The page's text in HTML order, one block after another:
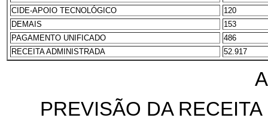
CIDE-APOIO TECNOLÓGICO
120
DEMAIS
153
PAGAMENTO UNIFICADO
486
RECEITA ADMINISTRADA
52.917
PREVISÃO DA